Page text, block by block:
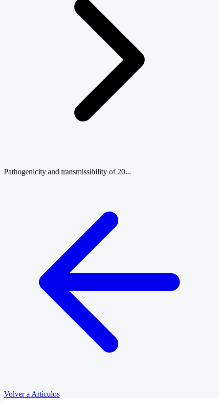
Pathogenicity and transmissibility of 20...
Volver a Artículos